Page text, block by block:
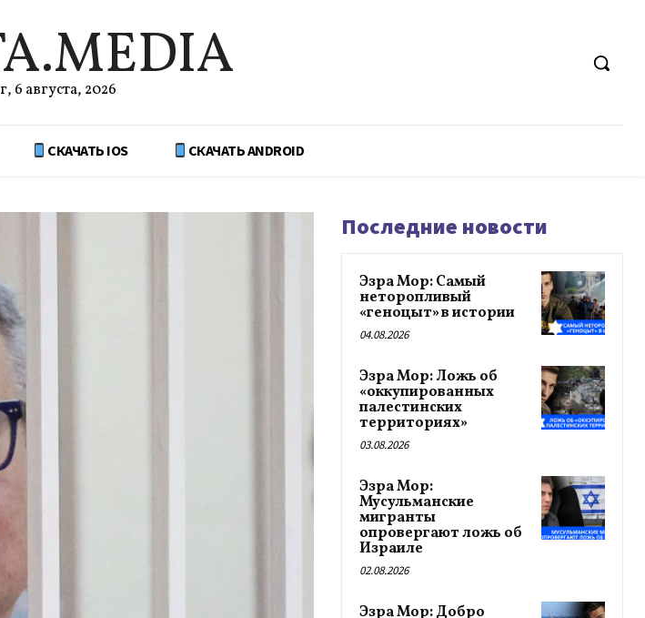
6 августа, 2026
СКАЧАТЬ IOS СКАЧАТЬ ANDROID
Последние новости
Эзра Мор: Самый
неторопливый
«геноцыт» в истории
04.08.2026
Эзра Мор: Ложь об
«оккупированных
палестинских
территориях»
03.08.2026
Эзра Мор:
Мусульманские
мигранты
опровергают ложь об
Израиле
02.08.2026
Эзра Мор: Добро